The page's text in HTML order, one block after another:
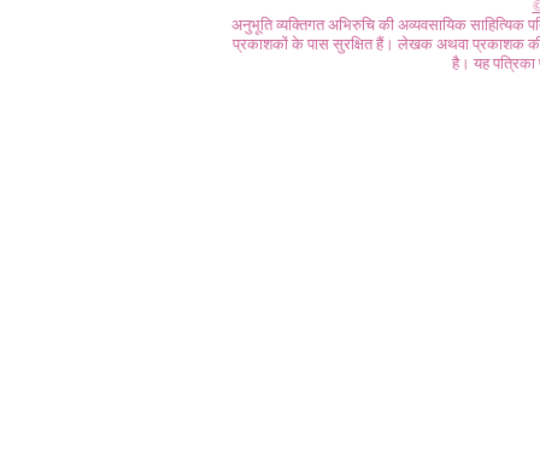
अनुभूति व्यक्तिगत अभिरुचि की अव्यवसायिक
प्रकाशकों के पास सुरक्षित हैं। लेखक अथवा प्रकाशक की
है। यह पत्रिका